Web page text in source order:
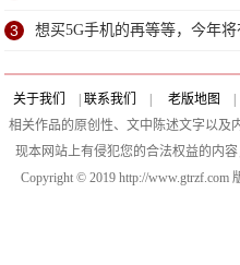
3 想买5G手机的再等等，今年
出众
关于我们 联系我们 老版地图
相关作品的原创性、文中陈述文字以及
现本网站上有侵犯您的合法权益的内
Copyright © 2019 http://